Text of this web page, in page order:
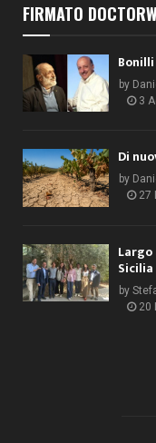
FIRMATO
by
3
Di
by
27
Sicilia
by
20